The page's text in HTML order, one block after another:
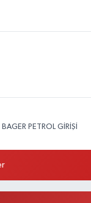
PETROL GİRİŞİ